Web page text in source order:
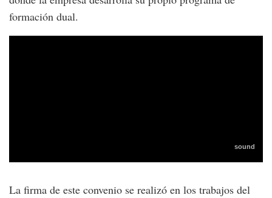
formación dual.
La firma de este convenio se realizó en los trabajos del